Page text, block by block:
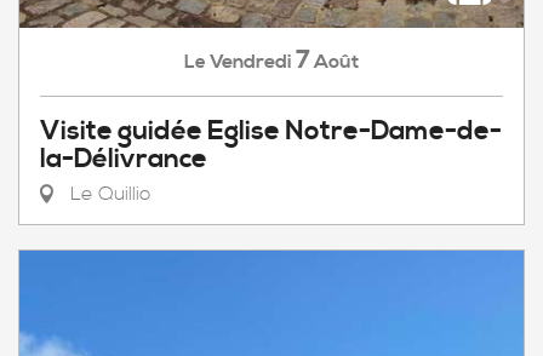
Le Vendredi 7Août
Visite guidée Eglise Notre-Dame-de-
la-Délivrance
Le Quillio